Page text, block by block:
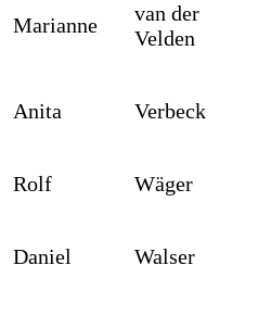
Marianne
van der
Velden
Anita Verbeck
Rolf Wäger
Daniel Walser